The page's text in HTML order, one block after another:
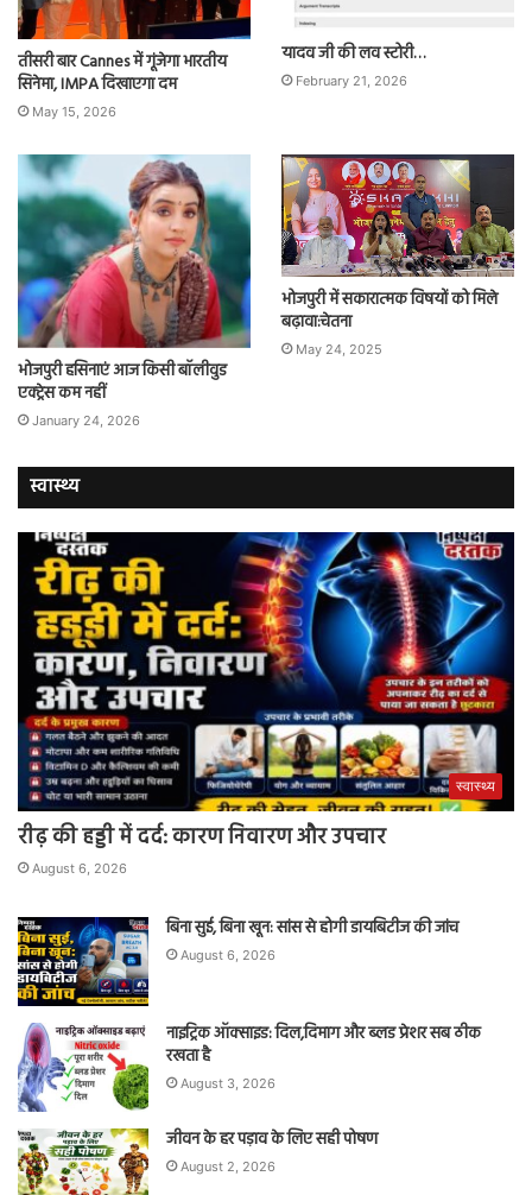
तीसरी बार Cannes में गूंजेगा भारतीय
सिनेमा, IMPA दिखाएगा दम
May 15, 2026
यादव जी की लव स्टोरी…
February 21, 2026
भोजपुरी हसिनाएं आज किसी बॉलीवुड
एक्ट्रेस कम नहीं
January 24, 2026
भोजपुरी में सकारात्मक विषयों को मिले
बढ़ावा:चेतना
May 24, 2025
स्वास्थ्य
स्वास्थ्य
रीढ़ की हड्डी में दर्द: कारण निवारण और उपचार
August 6, 2026
बिना सुई, बिना खून: सांस से होगी डायबिटीज की जांच
August 6, 2026
नाइट्रिक ऑक्साइड: दिल,दिमाग और ब्लड प्रेशर सब ठीक
रखता है
August 3, 2026
जीवन के हर पड़ाव के लिए सही पोषण
August 2, 2026